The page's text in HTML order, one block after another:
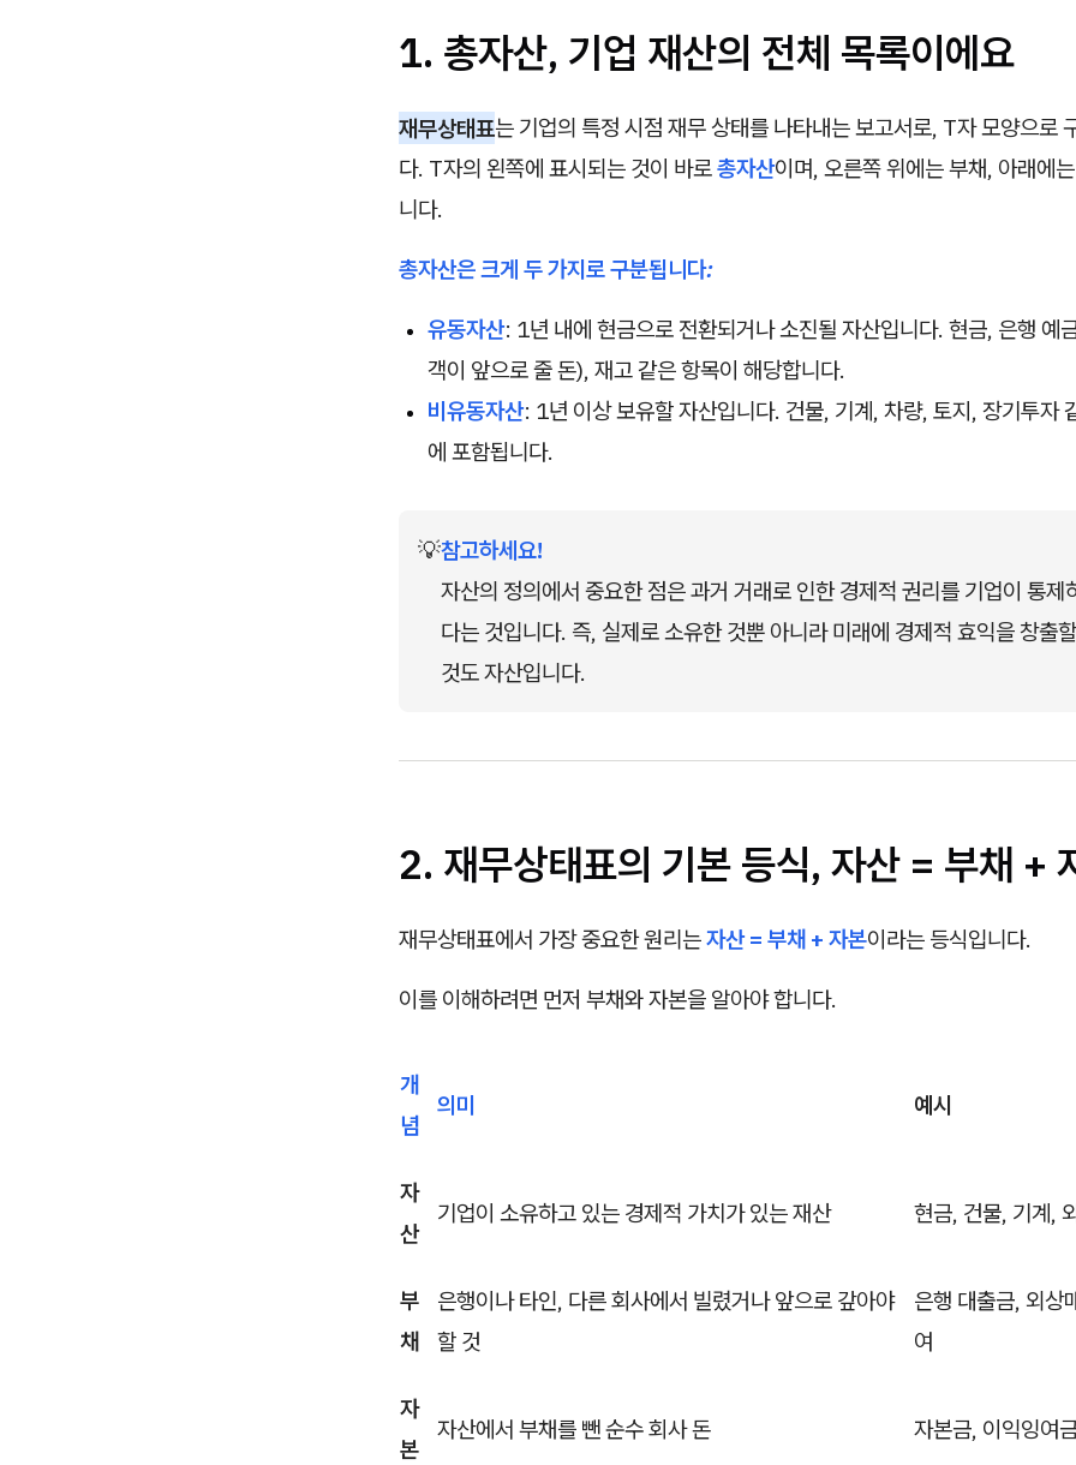
1. 총자산, 기업 재산의 전체 목록이에요
재무상태표는 기업의 특정 시점 재무 상태를 나타내는 보고서로, T자 모양으로
다. T자의 왼쪽에 표시되는 것이 바로총자산이며, 오른쪽 위에는 부채, 아래에
니다.
총자산은 크게 두 가지로 구분됩니다:
유동자산: 1년 내에 현금으로 전환되거나 소진될 자산입니다. 현금, 은행 예
객이 앞으로 줄 돈), 재고 같은 항목이 해당합니다.
비유동자산: 1년 이상 보유할 자산입니다. 건물, 기계, 차량, 토지, 장기투자
에 포함됩니다.
💡참고하세요!
자산의 정의에서 중요한 점은 과거 거래로 인한 경제적 권리를 기업이 통제
다는 것입니다. 즉, 실제로 소유한 것뿐 아니라 미래에 경제적 효익을 창출
것도 자산입니다.
2. 재무상태표의 기본 등식, 자산 = 부채 +
재무상태표에서 가장 중요한 원리는자산 = 부채 + 자본이라는 등식입니다.
이를 이해하려면 먼저 부채와 자본을 알아야 합니다.
개
념
의미 예시
자
산
기업이 소유하고 있는 경제적 가치가 있는 재산 현금, 건물, 기계,
부
채
은행이나 타인, 다른 회사에서 빌렸거나 앞으로 갚아야
할 것
은행 대출금, 외상
여
자
본
자산에서 부채를 뺀 순수 회사 돈 자본금, 이익잉여